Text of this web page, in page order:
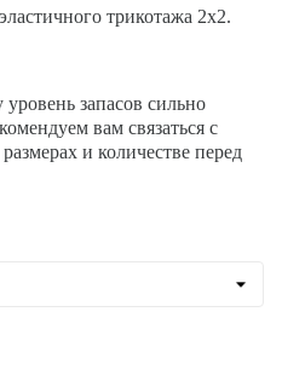
трикотажа 2x2.
запасов сильно
вам связаться с
и количестве перед